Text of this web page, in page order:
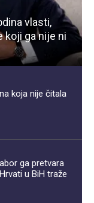
vlasti,
koji ga nije ni
koja nije čitala
ga pretvara
u BiH traže